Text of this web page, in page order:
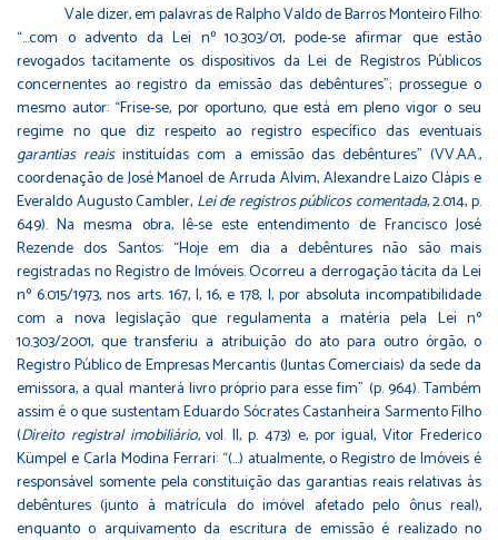
Vale dizer, em palavras de Ralpho Valdo de Barros Monteiro Filho:
“…com o advento da Lei nº 10.303/01, pode-se afirmar que estão
revogados tacitamente os dispositivos da Lei de Registros Públicos
concernentes ao registro da emissão das debêntures”; prossegue o
mesmo autor: “Frise-se, por oportuno, que está em pleno vigor o seu
regime no que diz respeito ao registro específico das eventuais
garantias reaisinstituídas com a emissão das debêntures” (VV.AA.,
coordenação de José Manoel de Arruda Alvim, Alexandre Laizo Clápis e
Everaldo Augusto Cambler, Lei de registros públicos comentada, 2.014, p.
649). Na mesma obra, lê-se este entendimento de Francisco José
Rezende dos Santos: “Hoje em dia a debêntures não são mais
registradas no Registro de Imóveis. Ocorreu a derrogação tácita da Lei
nº 6.015/1973, nos arts. 167, I, 16, e 178, I, por absoluta incompatibilidade
com a nova legislação que regulamenta a matéria pela Lei nº
10.303/2001, que transferiu a atribuição do ato para outro órgão, o
Registro Público de Empresas Mercantis (Juntas Comerciais) da sede da
emissora, a qual manterá livro próprio para esse fim” (p. 964). Também
assim é o que sustentam Eduardo Sócrates Castanheira Sarmento Filho
(Direito registral imobiliário, vol. II, p. 473) e, por igual, Vitor Frederico
Kümpel e Carla Modina Ferrari: “(…) atualmente, o Registro de Imóveis é
responsável somente pela constituição das garantias reais relativas às
debêntures (junto à matrícula do imóvel afetado pelo ônus real),
enquanto o arquivamento da escritura de emissão é realizado no